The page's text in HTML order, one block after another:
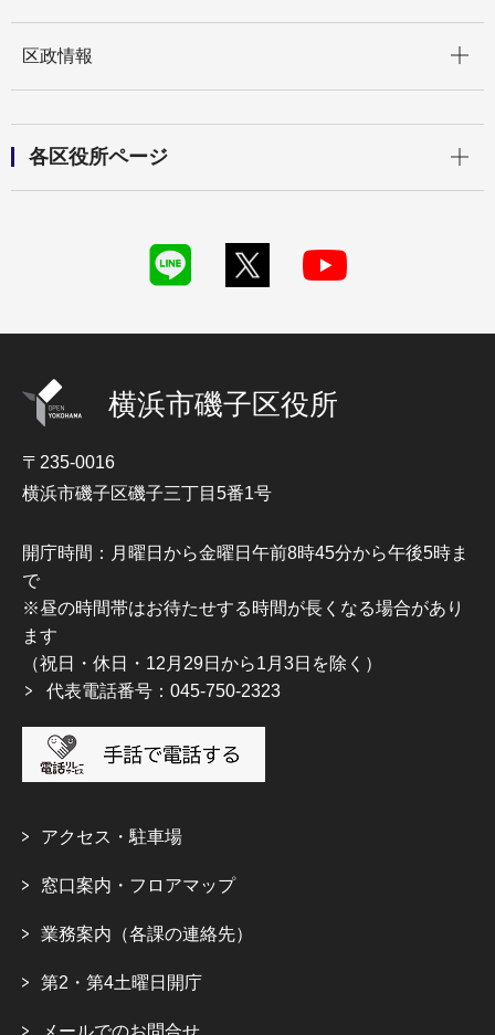
区政情報
各区役所ページ
横浜市磯子区役所
〒235-0016
横浜市磯子区磯子三丁目5番1号
開庁時間：月曜日から金曜日午前8時45分から午後5時ま
で
※昼の時間帯はお待たせする時間が長くなる場合があり
ます
（祝日・休日・12月29日から1月3日を除く）
代表電話番号：045-750-2323
アクセス・駐車場
窓口案内・フロアマップ
業務案内（各課の連絡先）
第2・第4土曜日開庁
メールでのお問合せ